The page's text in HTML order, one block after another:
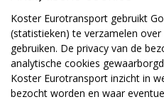
Koster Eurotransport gebruikt
(statistieken) te verzamelen
gebruiken. De privacy van de
analytische cookies
Koster Eurotransport inzicht in
bezocht worden en waar